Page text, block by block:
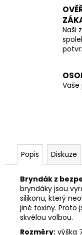
Naši
Popis Diskuze
Bryndák z
bryndáky jsou
silikonu, který
jiné toxiny. Proto
skvělou volbou.
Rozměry: výška